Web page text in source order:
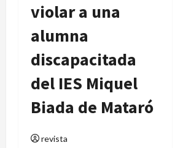
violar a una
alumna
discapacitada
del IES Miquel
Biada de Mataró
revista